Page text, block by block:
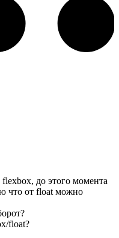
до этого момента
что от float можно
float?